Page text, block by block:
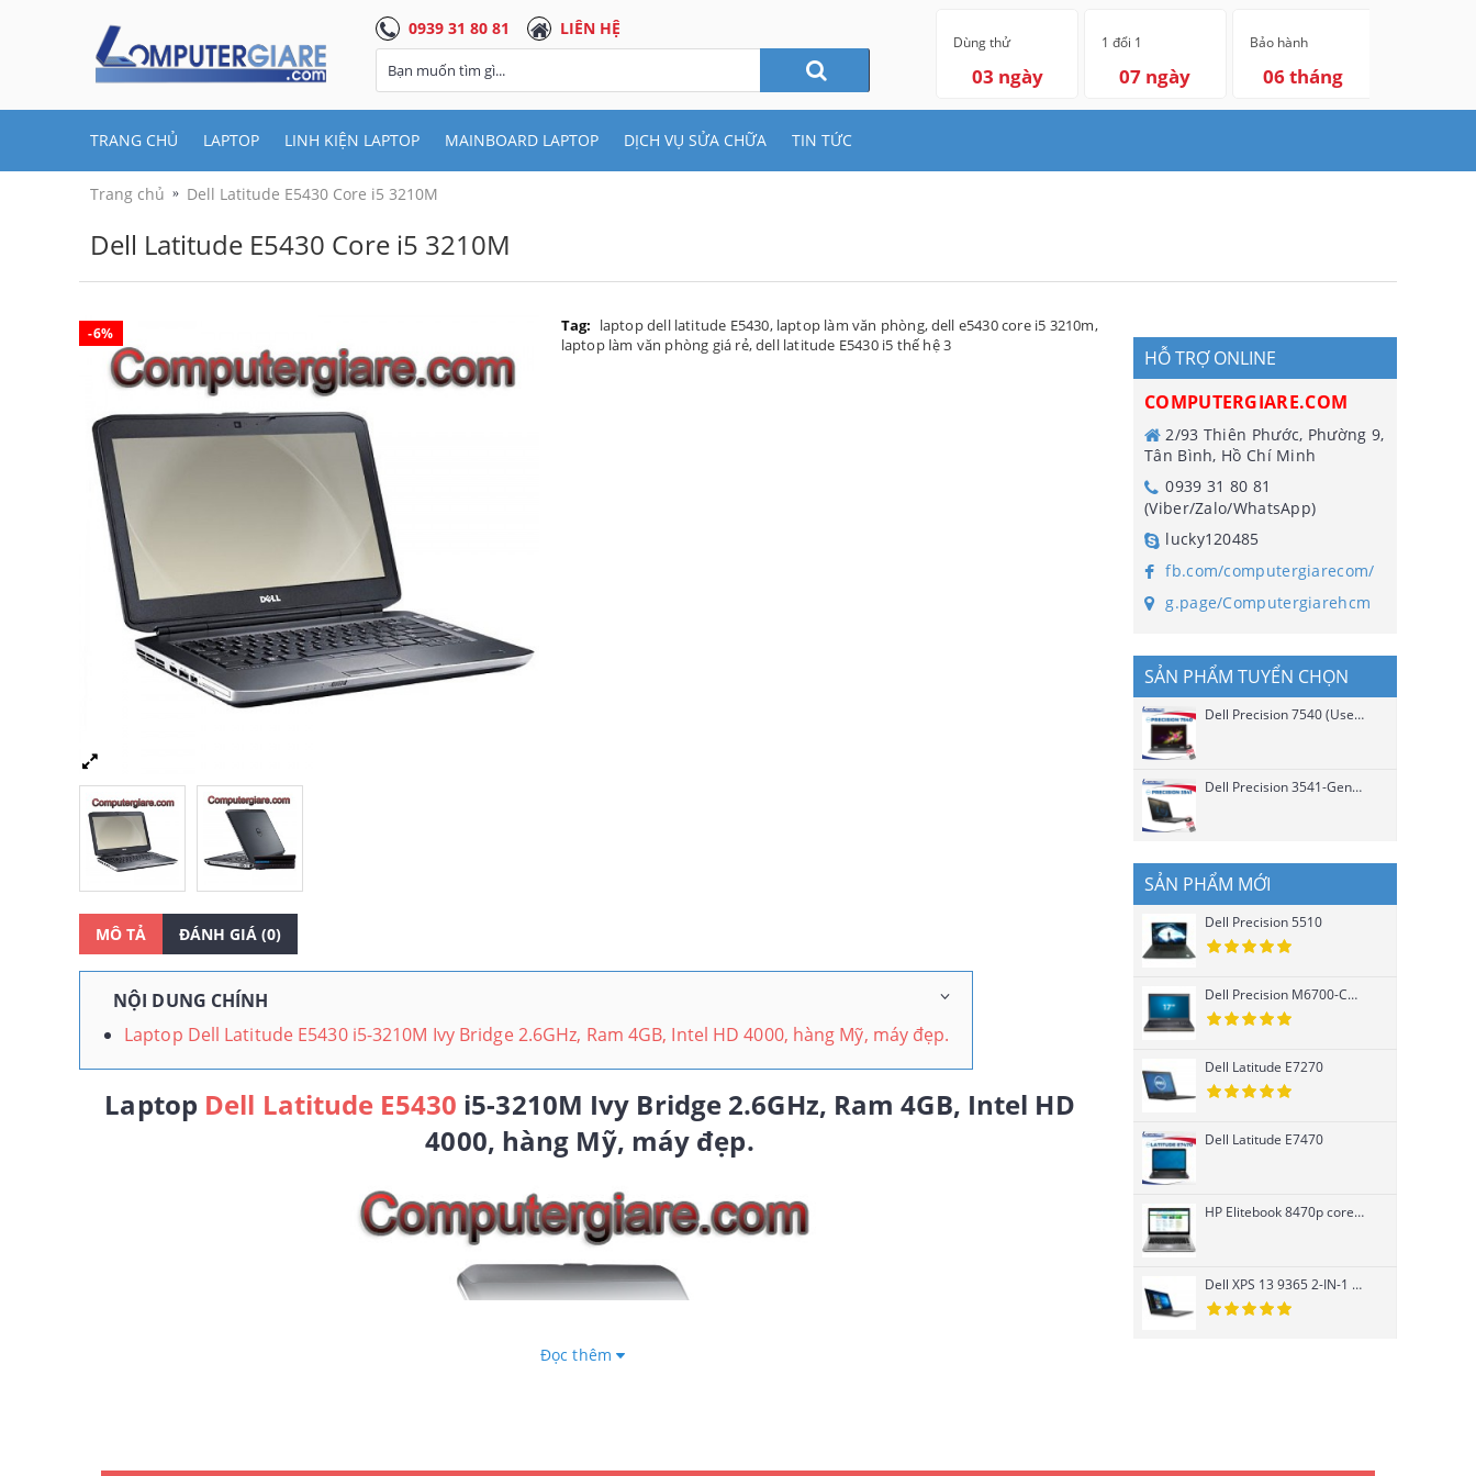
0939 31 80 81 LIÊN HỆ
Dùng thử
03 ngày
1 đổi 1
07 ngày
Bảo hành
06 tháng
TRANG CHỦ LAPTOP LINH KIỆN LAPTOP MAINBOARD LAPTOP DỊCH VỤ SỬA CHỮA TIN TỨC
Trang chủ Dell Latitude E5430 Core i5 3210M
Dell Latitude E5430 Core i5 3210M
-6% Tag: laptop dell latitude E5430, laptop làm văn phòng,dell e5430 core i5 3210m,
laptop làm văn phòng giá rẻ,dell latitude E5430 i5 thế hệ 3
MÔ TẢ ĐÁNH GIÁ (0)
NỘI DUNG CHÍNH
Laptop Dell Latitude E5430 i5-3210M Ivy Bridge 2.6GHz, Ram 4GB, Intel HD 4000, hàng Mỹ, máy đẹp.
Laptop Dell Latitude E5430 i5-3210M Ivy Bridge 2.6GHz, Ram 4GB, Intel HD
4000, hàng Mỹ, máy đẹp.
Đọc thêm
HỖ TRỢ ONLINE
COMPUTERGIARE.COM
2/93 Thiên Phước, Phường 9,
Tân Bình, Hồ Chí Minh
0939 31 80 81
(Viber/Zalo/WhatsApp)
lucky120485
fb.com/computergiarecom/
g.page/Computergiarehcm
SẢN PHẨM TUYỂN CHỌN
Dell Precision 7540 (Used)
Dell Precision 3541-Gen 9 Chip H (Used)
SẢN PHẨM MỚI
Dell Precision 5510
Dell Precision M6700-Core i7 3740QM-K3000M
Dell Latitude E7270
Dell Latitude E7470
HP Elitebook 8470p core i7 Ivy Bridge 3520M, Card rời
Dell XPS 13 9365 2-IN-1 cảm ứng Core i7